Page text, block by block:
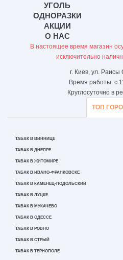
УГОЛЬ
ОДНОРАЗКИ
АКЦИИ
О НАС
В настоящее время магазин
исключительно
г. Киев, ул. Раисы
Время работы: с
Круглосуточно в
ТОП
ТАБАК В ВИННИЦЕ
ТАБАК В ДНЕПРЕ
ТАБАК В ЖИТОМИРЕ
ТАБАК В ИВАНО-ФРАНКОВСКЕ
ТАБАК В КАМЕНЕЦ-ПОДОЛЬСКИЙ
ТАБАК В ЛУЦКЕ
ТАБАК В МУКАЧЕВО
ТАБАК В ОДЕССЕ
ТАБАК В РОВНО
ТАБАК В СТРЫЙ
ТАБАК В ТЕРНОПОЛЕ